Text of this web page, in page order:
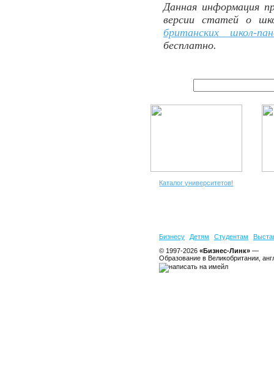
Данная информация
версии статей о
британских школ-
бесплатно.
Каталог университетов!
Бизнесу Детям Студентам
© 1997-2026 «Бизнес-Линк» —
Образование в Великобритании,